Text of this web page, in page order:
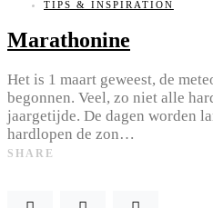
TIPS & INSPIRATION
Marathonine
Het is 1 maart geweest, de
begonnen. Veel, zo niet alle
jaargetijde. De dagen worden
hardlopen de zon…
SHARE